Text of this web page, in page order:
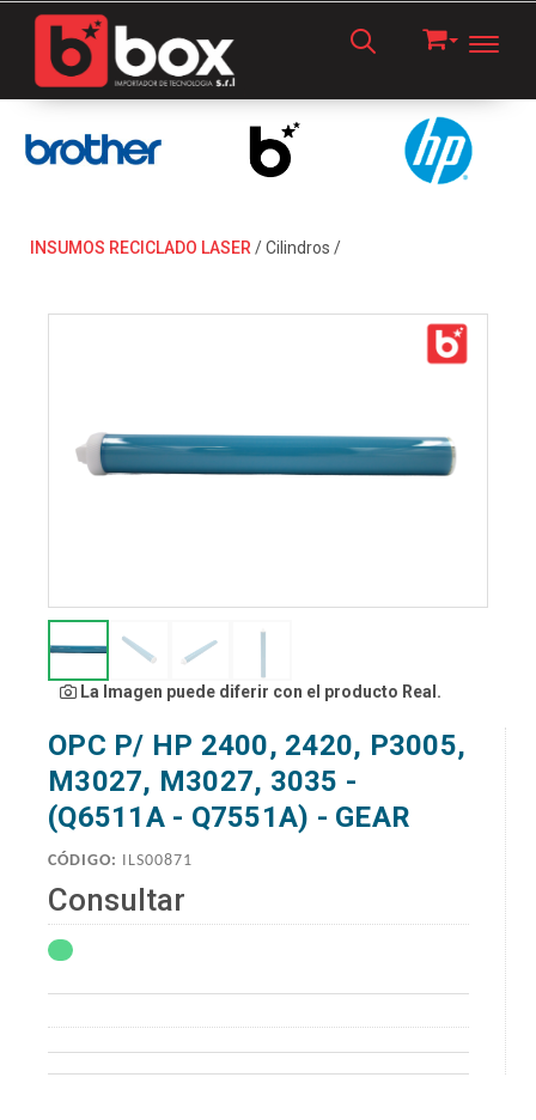
INSUMOS RECICLADO LASER/Cilindros /
La Imagen puede diferir con el producto Real.
OPC P/ HP 2400, 2420, P3005,
M3027, M3027, 3035 -
(Q6511A - Q7551A) - GEAR
CÓDIGO: ILS00871
Consultar